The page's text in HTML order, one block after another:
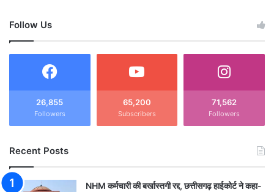
Follow Us
26,855
Followers
65,200
Subscribers
71,562
Followers
Recent Posts
NHM कर्मचारी की बर्खास्तगी रद्द, छत्तीसगढ़ हाईकोर्ट ने कहा-